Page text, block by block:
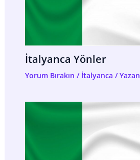
İtalyanca Yönler
Yorum Bırakın / İtalyanca / Yazan